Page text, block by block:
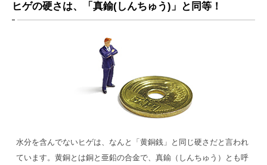
ヒゲの硬さは、「真鍮(しんちゅう)」と同等！
水分を含んでないヒゲは、なんと「黄銅銭」と同じ硬さだと言われ
ています。黄銅とは銅と亜鉛の合金で、真鍮（しんちゅう）とも呼